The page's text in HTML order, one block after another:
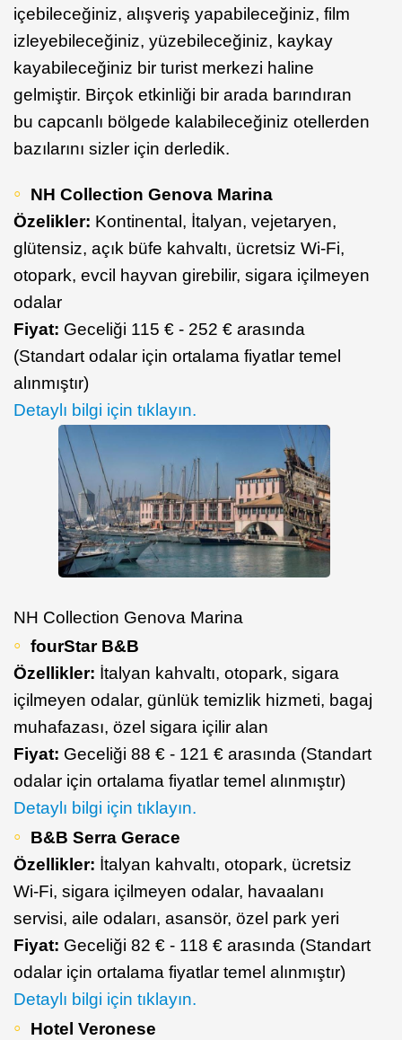
içebileceğiniz, alışveriş yapabileceğiniz, film
izleyebileceğiniz, yüzebileceğiniz, kaykay
kayabileceğiniz bir turist merkezi haline
gelmiştir. Birçok etkinliği bir arada barındıran
bu capcanlı bölgede kalabileceğiniz otellerden
bazılarını sizler için derledik.
NH Collection Genova Marina
Özelikler: Kontinental, İtalyan, vejetaryen,
glütensiz, açık büfe kahvaltı, ücretsiz Wi-Fi,
otopark, evcil hayvan girebilir, sigara içilmeyen
odalar
Fiyat: Geceliği 115 € - 252 € arasında
(Standart odalar için ortalama fiyatlar temel
alınmıştır)
​Detaylı bilgi için tıklayın.
NH Collection Genova Marina
fourStar B&B
Özellikler: İtalyan kahvaltı, otopark, sigara
içilmeyen odalar, günlük temizlik hizmeti, bagaj
muhafazası, özel sigara içilir alan
Fiyat: Geceliği 88 € - 121 € arasında (Standart
odalar için ortalama fiyatlar temel alınmıştır)
Detaylı bilgi için tıklayın.
B&B Serra Gerace
Özellikler: İtalyan kahvaltı, otopark, ücretsiz
Wi-Fi, sigara içilmeyen odalar, havaalanı
servisi, aile odaları, asansör, özel park yeri
Fiyat: Geceliği 82 € - 118 € arasında (Standart
odalar için ortalama fiyatlar temel alınmıştır)
Detaylı bilgi için tıklayın.
Hotel Veronese